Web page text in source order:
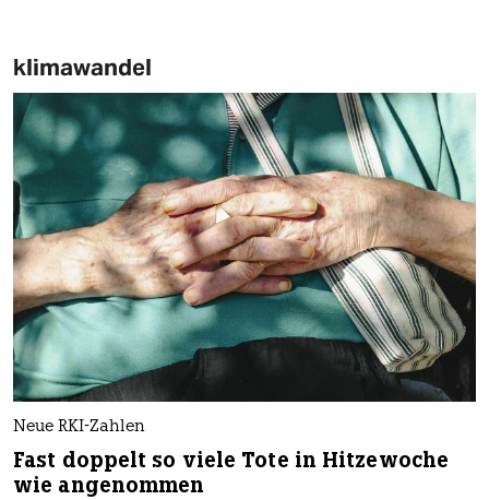
klimawandel
Neue RKI-Zahlen
Fast doppelt so viele Tote in Hitzewoche
wie angenommen